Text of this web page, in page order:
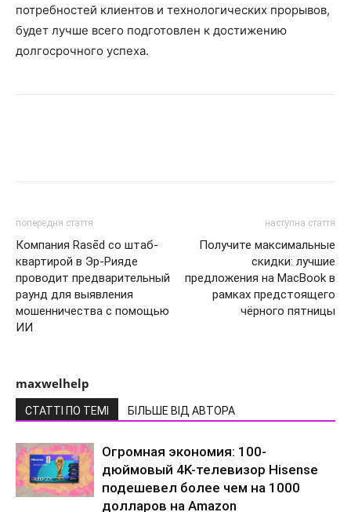
потребностей клиентов и технологических прорывов,
будет лучше всего подготовлен к достижению
долгосрочного успеха.
попередня стаття
Компания Rasēd со штаб-
квартирой в Эр-Рияде
проводит предварительный
раунд для выявления
мошенничества с помощью
ИИ
наступна стаття
Получите максимальные
скидки: лучшие
предложения на MacBook в
рамках предстоящего
чёрного пятницы
maxwelhelp
СТАТТІ ПО ТЕМІ БІЛЬШЕ ВІД АВТОРА
Огромная экономия: 100-
дюймовый 4K-телевизор Hisense
подешевел более чем на 1000
долларов на Amazon